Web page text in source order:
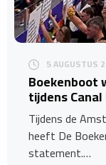
5 AUGUSTUS
Boekenboot
tijdens
Tijdens de
heeft De
statement.…